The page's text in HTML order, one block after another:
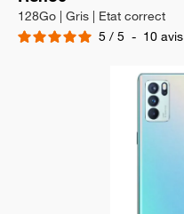
128Go | Gris | Etat correct
5 / 5 - 10 avis